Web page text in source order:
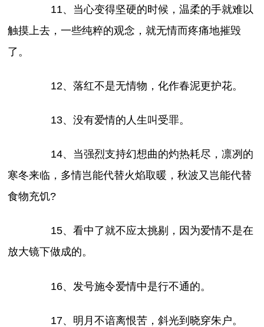
11、当心变得坚硬的时候，温柔的手就难以
触摸上去，一些纯粹的观念，就无情而疼痛地摧毁
了。
12、落红不是无情物，化作春泥更护花。
13、没有爱情的人生叫受罪。
14、当强烈支持幻想曲的灼热耗尽，凛冽的
寒冬来临，多情岂能代替火焰取暖，秋波又岂能代替
食物充饥?
15、看中了就不应太挑剔，因为爱情不是在
放大镜下做成的。
16、发号施令爱情中是行不通的。
17、明月不谙离恨苦，斜光到晓穿朱户。